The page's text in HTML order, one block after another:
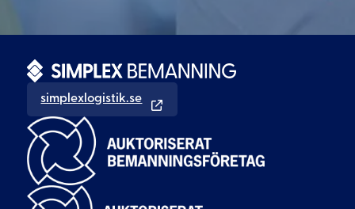
simplexlogistik.se